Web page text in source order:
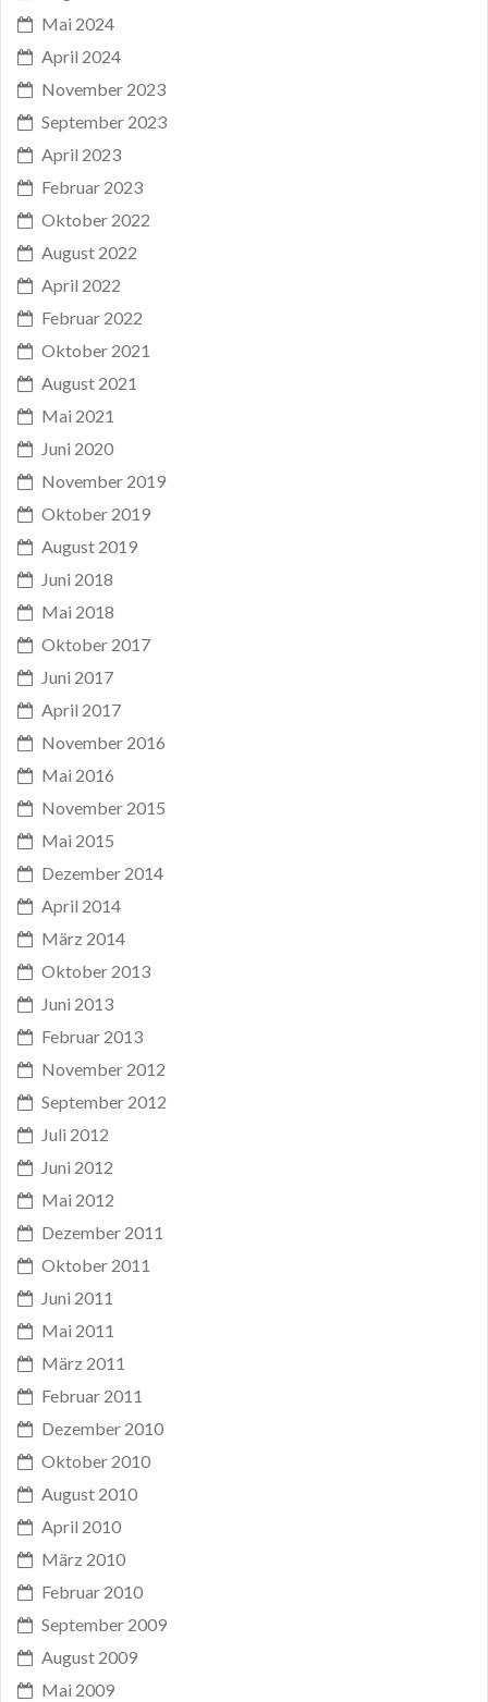
Mai 2024
April 2024
November 2023
September 2023
April 2023
Februar 2023
Oktober 2022
August 2022
April 2022
Februar 2022
Oktober 2021
August 2021
Mai 2021
Juni 2020
November 2019
Oktober 2019
August 2019
Juni 2018
Mai 2018
Oktober 2017
Juni 2017
April 2017
November 2016
Mai 2016
November 2015
Mai 2015
Dezember 2014
April 2014
März 2014
Oktober 2013
Juni 2013
Februar 2013
November 2012
September 2012
Juli 2012
Juni 2012
Mai 2012
Dezember 2011
Oktober 2011
Juni 2011
Mai 2011
März 2011
Februar 2011
Dezember 2010
Oktober 2010
August 2010
April 2010
März 2010
Februar 2010
September 2009
August 2009
Mai 2009